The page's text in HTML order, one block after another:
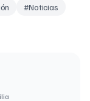
#Noticias